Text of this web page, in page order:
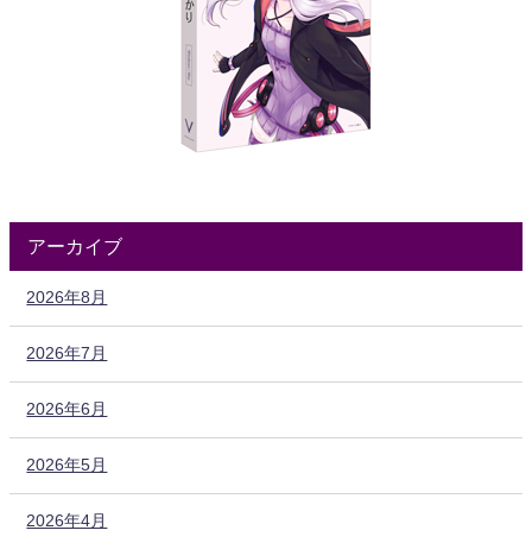
アーカイブ
2026年8月
2026年7月
2026年6月
2026年5月
2026年4月